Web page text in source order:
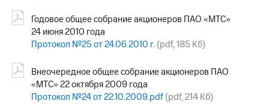
Годовое общее собрание акционеров ПАО «МТС»
24 июня 2010 года
Протокол №25 от 24.06.2010 г.(pdf, 185 Кб)
Внеочередное общее собрание акционеров ПАО
«МТС» 22 октября 2009 года
Протокол №24 от 22.10.2009.pdf(pdf, 214 Кб)